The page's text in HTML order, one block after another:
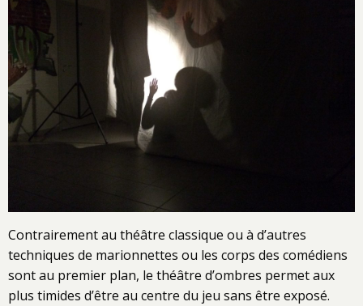
Contrairement au théâtre classique ou à d’autres
techniques de marionnettes ou les corps des comédiens
sont au premier plan, le théâtre d’ombres permet aux
plus timides d’être au centre du jeu sans être exposé.